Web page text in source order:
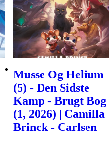
Musse Og Helium
(5) - Den Sidste
Kamp - Brugt Bog
(1, 2026) | Camilla
Brinck - Carlsen